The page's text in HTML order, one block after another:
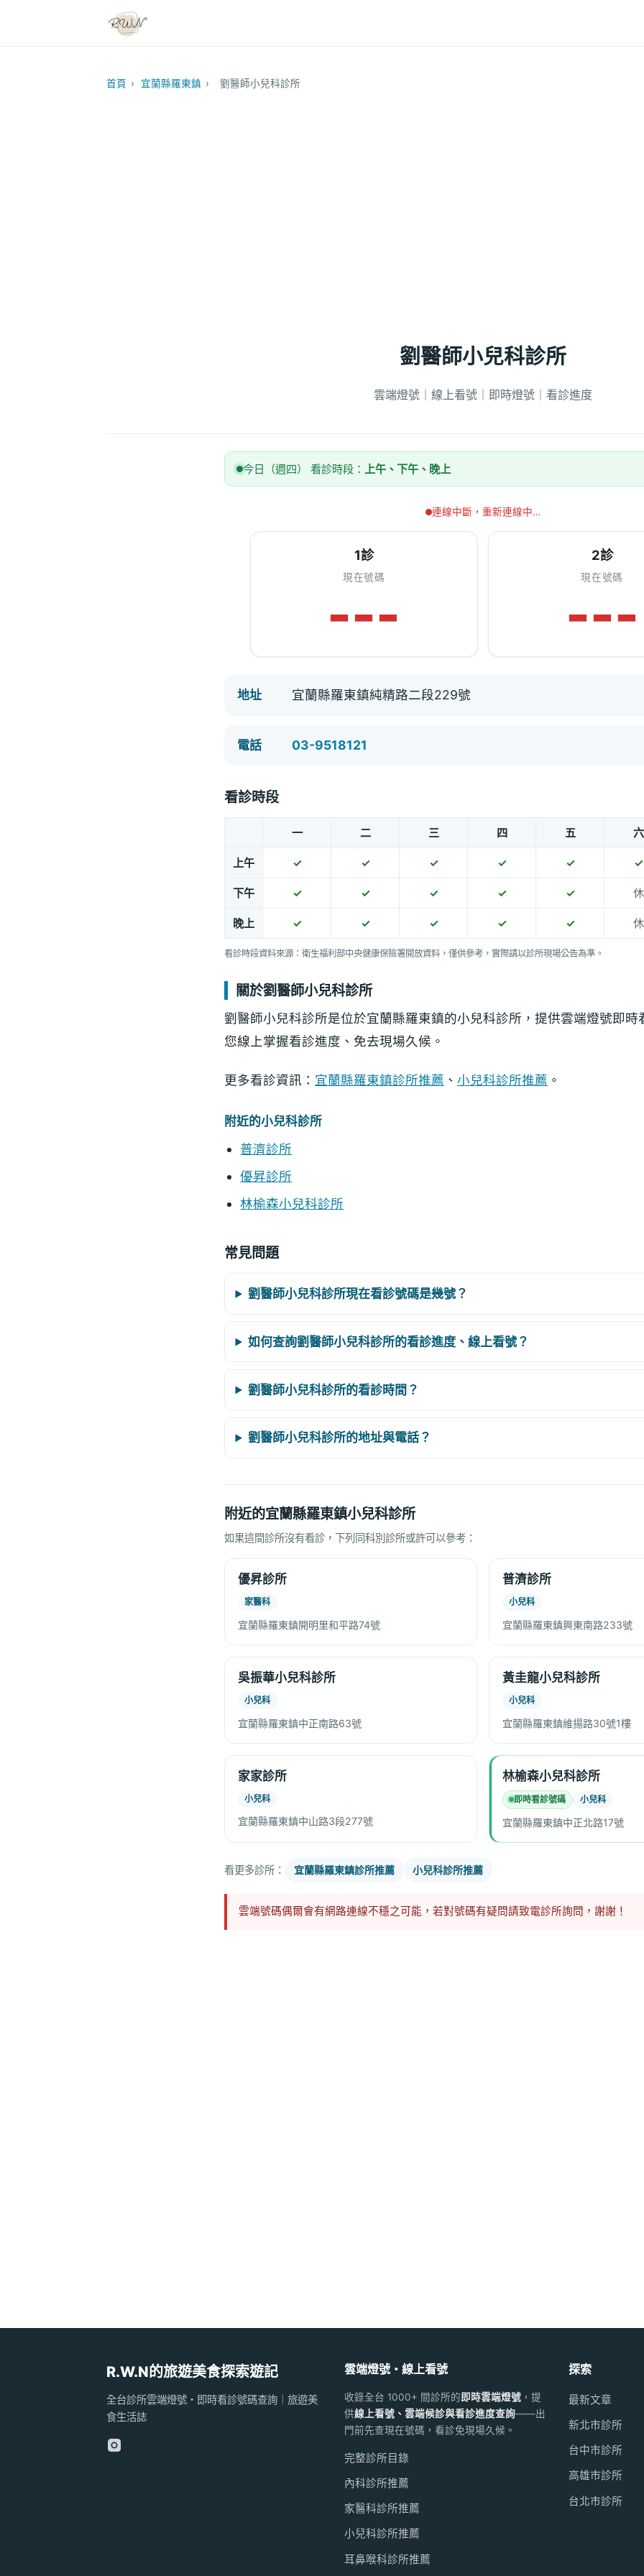
首頁 › 宜蘭縣羅東鎮 › 劉醫師小兒科診所
劉醫師小兒科診所
雲端燈號｜線上看號｜即時燈號｜看診進度
今日（週四） 看診時段： 上午、下午、晚上
連線中斷，重新連線中…
1診
現在號碼
---
2診
現在號碼
---
地址 宜蘭縣羅東鎮純精路二段229號
電話 03-9518121
看診時段
一 二 三 四 五 六
上午 ✓ ✓ ✓ ✓ ✓ ✓
下午 ✓ ✓ ✓ ✓ ✓ 休
晚上 ✓ ✓ ✓ ✓ ✓ 休
看診時段資料來源：衛生福利部中央健康保險署開放資料，僅供參考，實際請以診所現場公告為準。
關於劉醫師小兒科診所
劉醫師小兒科診所是位於宜蘭縣羅東鎮的小兒科診所，提供雲端燈號即時
您線上掌握看診進度、免去現場久候。
更多看診資訊： 宜蘭縣羅東鎮診所推薦 、 小兒科診所推薦 。
附近的小兒科診所
普濟診所
優昇診所
林榆森小兒科診所
常見問題
劉醫師小兒科診所現在看診號碼是幾號？
如何查詢劉醫師小兒科診所的看診進度、線上看號？
劉醫師小兒科診所的看診時間？
劉醫師小兒科診所的地址與電話？
附近的宜蘭縣羅東鎮小兒科診所
如果這間診所沒有看診，下列同科別診所或許可以參考：
優昇診所
家醫科
宜蘭縣羅東鎮開明里和平路74號
普濟診所
小兒科
宜蘭縣羅東鎮興東南路233號
吳振華小兒科診所
小兒科
宜蘭縣羅東鎮中正南路63號
黃圭龍小兒科診所
小兒科
宜蘭縣羅東鎮維揚路30號1樓
家家診所
小兒科
宜蘭縣羅東鎮中山路3段277號
林榆森小兒科診所
即時看診號碼 小兒科
宜蘭縣羅東鎮中正北路17號
看更多診所： 宜蘭縣羅東鎮診所推薦 小兒科診所推薦
雲端號碼偶爾會有網路連線不穩之可能，若對號碼有疑問請致電診所詢問，謝謝！
R.W.N的旅遊美食探索遊記
全台診所雲端燈號・即時看診號碼查詢｜旅遊美
食生活誌
雲端燈號・線上看號
收錄全台 1000+ 間診所的 即時雲端燈號，提
供線上看號、雲端候診與看診進度查詢——出
門前先查現在號碼，看診免現場久候。
完整診所目錄
內科診所推薦
家醫科診所推薦
小兒科診所推薦
耳鼻喉科診所推薦
探索
最新文章
新北市診所
台中市診所
高雄市診所
台北市診所